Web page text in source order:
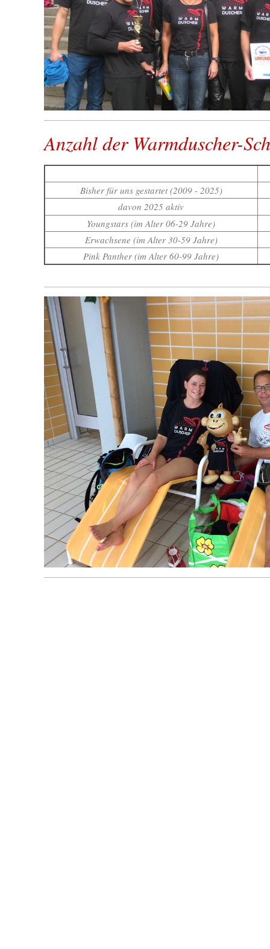
Anzahl der Warmduscher-
Bisher für uns gestartet (2009 - 2025)
davon 2025 aktiv
Youngstars (im Alter 06-29 Jahre)
Erwachsene (im Alter 30-59 Jahre)
Pink Panther (im Alter 60-99 Jahre)